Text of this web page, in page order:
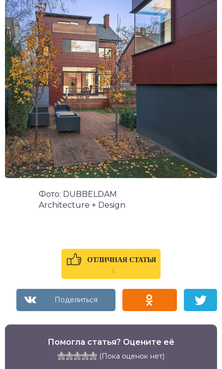
Фото: DUBBELDAM
Architecture + Design
ОТЛИЧНАЯ СТАТЬЯ
0
Помогла статья? Оцените её
(Пока оценок нет)